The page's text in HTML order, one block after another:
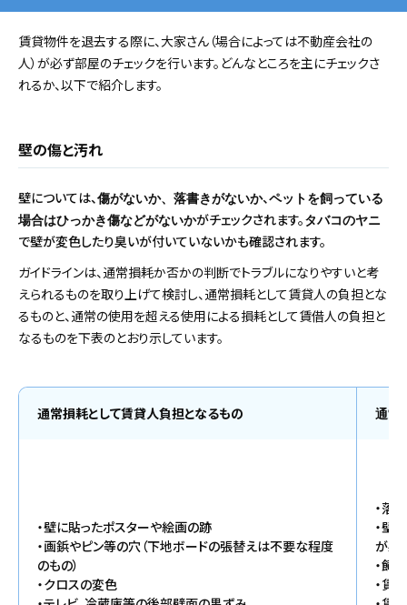
賃貸物件を退去する際に、大家さん（場合によっては不動産会社の
人）が必ず部屋のチェックを行います。どんなところを主にチェックさ
れるか、以下で紹介します。
壁の傷と汚れ
壁については、 傷がないか、落書きがないか、 ペットを飼っている
場合はひっかき傷などがないかがチェックされます。 タバコのヤニ
で壁が変色したり臭いが付いていないかも確認されます。
ガイドラインは、通常損耗か否かの判断でトラブルになりやすいと考
えられるものを取り上げて検討し、通常損耗として賃貸人の負担とな
るものと、通常の使用を超える使用による損耗として賃借人の負担と
なるものを下表のとおり示しています。
通常損耗として賃貸人負担となるもの 通常
・壁に貼ったポスターや絵画の跡
・画鋲やピン等の穴（下地ボードの張替えは不要な程度
のもの）
・クロスの変色
・落
・壁
が必
・飼
・賃